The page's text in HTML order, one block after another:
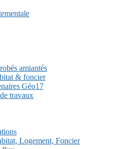
amiantés
& foncier
Géo17
travaux
Logement, Foncier